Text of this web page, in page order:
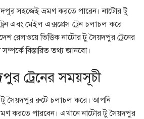
সহজেই ভ্রমণ করতে পারেন। নাটোর টু
এবং মেইল এক্সপ্রেস ট্রেন চলাচল করে
রেলওয়ে ভিত্তিক নাটোর টু সৈয়দপুর ট্রেনের
বিস্তারিত তথ্য জানবো।
ট্রেনের সময়সূচী
টু সৈয়দপুর রুটে চলাচল করে। আপনি
করতে পারবেন। এখানে নাটোর টু সৈয়দপুর